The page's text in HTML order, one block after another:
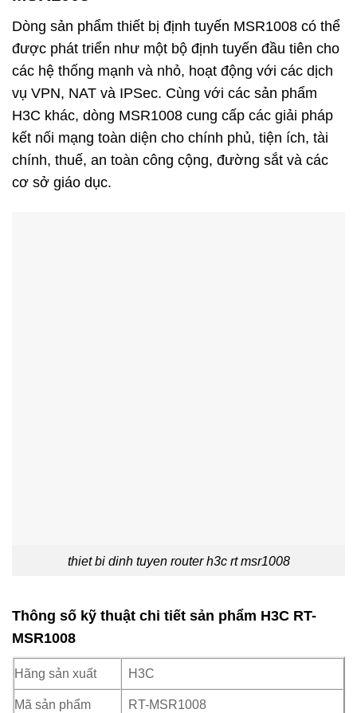
Dòng sản phẩm thiết bị định tuyến MSR1008 có thể
được phát triển như một bộ định tuyến đầu tiên cho
các hệ thống mạnh và nhỏ, hoạt động với các dịch
vụ VPN, NAT và IPSec. Cùng với các sản phẩm
H3C khác, dòng MSR1008 cung cấp các giải pháp
kết nối mạng toàn diện cho chính phủ, tiện ích, tài
chính, thuế, an toàn công cộng, đường sắt và các
cơ sở giáo dục.
thiet bi dinh tuyen router h3c rt msr1008
Thông số kỹ thuật chi tiết sản phẩm H3C RT-
MSR1008
Hãng sản xuất H3C
Mã sản phẩm RT-MSR1008